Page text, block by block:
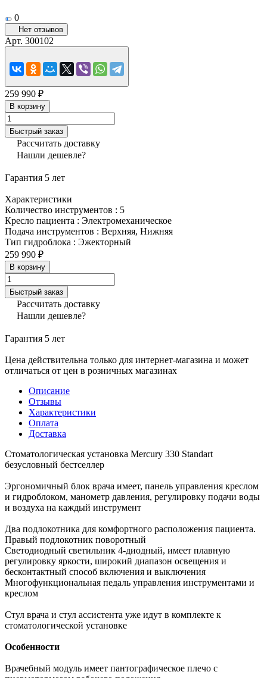
0
Нет отзывов
Арт. 300102
259 990 ₽
В корзину
Быстрый заказ
Рассчитать доставку
Нашли дешевле?
Гарантия 5 лет
Характеристики
Количество инструментов : 5
Кресло пациента : Электромеханическое
Подача инструментов : Верхняя, Нижняя
Тип гидроблока : Эжекторный
259 990 ₽
В корзину
Быстрый заказ
Рассчитать доставку
Нашли дешевле?
Гарантия 5 лет
Цена действительна только для интернет-магазина и может
отличаться от цен в розничных магазинах
Описание
Отзывы
Характеристики
Оплата
Доставка
Стоматологическая установка Mercury 330 Standart
безусловный бестселлер
Эргономичный блок врача имеет, панель управления креслом
и гидроблоком, манометр давления, регулировку подачи воды
и воздуха на каждый инструмент
Два подлокотника для комфортного расположения пациента.
Правый подлокотник поворотный
Светодиодный светильник 4-диодный, имеет плавную
регулировку яркости, широкий диапазон освещения и
бесконтактный способ включения и выключения
Многофункциональная педаль управления инструментами и
креслом
Стул врача и стул ассистента уже идут в комплекте к
стоматологической установке
Особенности
Врачебный модуль имеет пантографическое плечо с